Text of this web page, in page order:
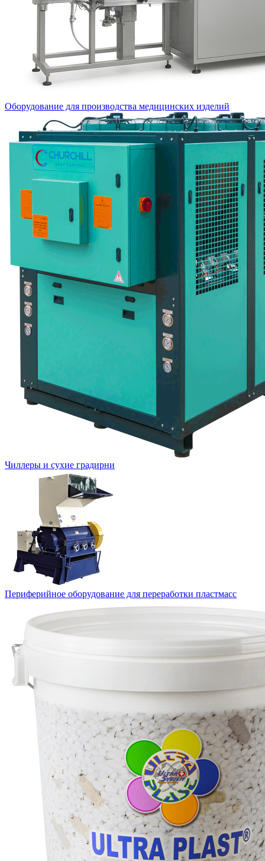
Оборудование для производства медицинских изделий
Чиллеры и сухие градирни
Периферийное оборудование для переработки пластмасс